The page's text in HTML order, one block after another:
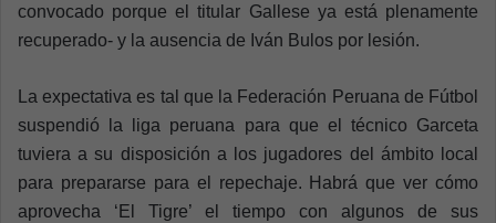
convocado porque el titular Gallese ya está plenamente
recuperado- y la ausencia de Iván Bulos por lesión.
La expectativa es tal que la Federación Peruana de Fútbol
suspendió la liga peruana para que el técnico Garceta
tuviera a su disposición a los jugadores del ámbito local
para prepararse para el repechaje. Habrá que ver cómo
aprovecha ‘El Tigre’ el tiempo con algunos de sus